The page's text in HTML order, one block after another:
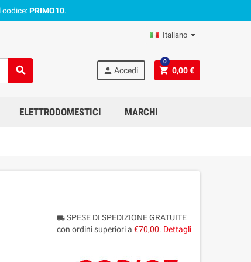
PRIMO10.
Italiano
search person Accedi shopping_cart 0,00 €
0
ELETTRODOMESTICI MARCHI
local_shippingSPESE DI SPEDIZIONE GRATUITE
con ordini superiori a €70,00. Dettagli